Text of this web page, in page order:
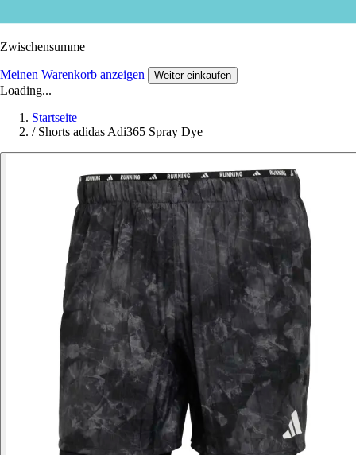
Zwischensumme
Meinen Warenkorb anzeigen Weiter einkaufen
Loading...
Startseite
/ Shorts adidas Adi365 Spray Dye